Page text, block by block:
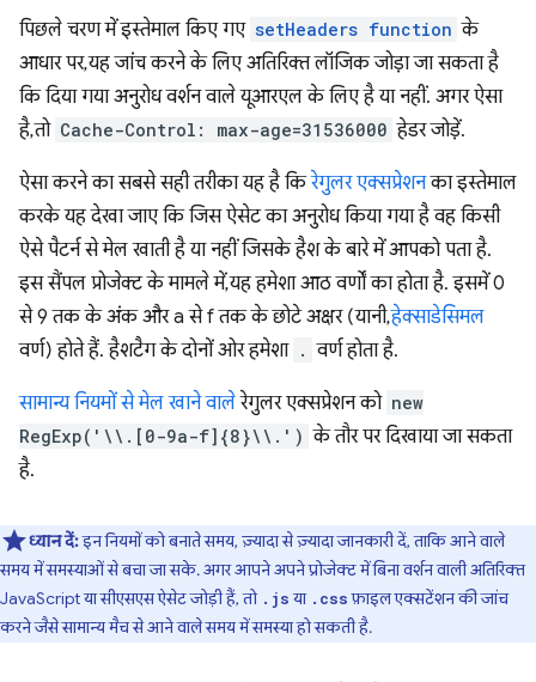
पिछले चरण में इस्तेमाल किए गए setHeaders function के
आधार पर, यह जांच करने के लिए अतिरिक्त लॉजिक जोड़ा जा सकता है
कि दिया गया अनुरोध वर्शन वाले यूआरएल के लिए है या नहीं. अगर ऐसा
है, तो Cache-Control: max-age=31536000 हेडर जोड़ें.
ऐसा करने का सबसे सही तरीका यह है किरेगुलर एक्सप्रेशनका इस्तेमाल
करके यह देखा जाए कि जिस ऐसेट का अनुरोध किया गया है वह किसी
ऐसे पैटर्न से मेल खाती है या नहीं जिसके हैश के बारे में आपको पता है.
इस सैंपल प्रोजेक्ट के मामले में, यह हमेशा आठ वर्णों का होता है. इसमें 0
से 9 तक के अंक और a से f तक के छोटे अक्षर (यानी,हेक्साडेसिमल
वर्ण) होते हैं. हैशटैग के दोनों ओर हमेशा . वर्ण होता है.
सामान्य नियमों से मेल खाने वालेरेगुलर एक्सप्रेशन को new
RegExp('\\.[0-9a-f]{8}\\.') के तौर पर दिखाया जा सकता
है.
ध्यान दें:इन नियमों को बनाते समय, ज़्यादा से ज़्यादा जानकारी दें, ताकि आने वाले
समय में समस्याओं से बचा जा सके. अगर आपने अपने प्रोजेक्ट में बिना वर्शन वाली अतिरिक्त
JavaScript या सीएसएस ऐसेट जोड़ी हैं, तो .jsया .cssफ़ाइल एक्सटेंशन की जांच
करने जैसे सामान्य मैच से आने वाले समय में समस्या हो सकती है.